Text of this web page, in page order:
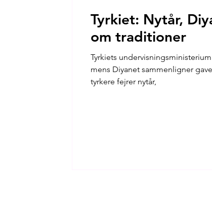
Tyrkiet: Nytår,
om traditioner
Tyrkiets
mens Diyanet sammenligner gaver
tyrkere fejrer nytår,